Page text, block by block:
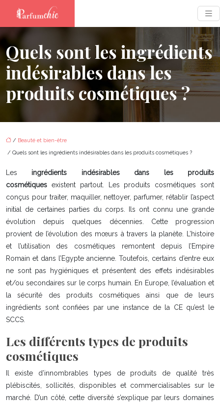
Quels sont les ingrédients
indésirables dans les
produits cosmétiques ?
/ Beauté et bien-être
/ Quels sont les ingrédients indésirables dans les produits cosmétiques ?
Les ingrédients indésirables dans les produits
cosmétiques existent partout. Les produits cosmétiques sont
conçus pour traiter, maquiller, nettoyer, parfumer, rétablir l’aspect
initial de certaines parties du corps. Ils ont connu une grande
évolution depuis quelques décennies. Cette progression
provient de l’évolution des mœurs à travers la planète. L’histoire
et l’utilisation des cosmétiques remontent depuis l’Empire
Romain et dans l’Egypte ancienne. Toutefois, certains d’entre eux
ne sont pas hygiéniques et présentent des effets indésirables
et/ou secondaires sur le corps humain. En Europe, l’évaluation et
la sécurité des produits cosmétiques ainsi que de leurs
ingrédients sont confiées par une instance de la CE qu’est le
SCCS.
Les différents types de produits
cosmétiques
Il existe d’innombrables types de produits de qualité très
plébiscités, sollicités, disponibles et commercialisables sur le
marché. D’un côté, cette diversité s’explique par leurs domaines